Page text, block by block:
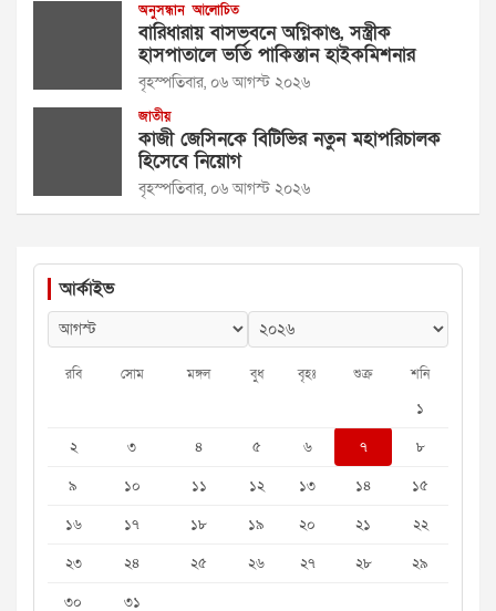
অনুসন্ধান আলোচিত
বারিধারায় বাসভবনে অগ্নিকাণ্ড, সস্ত্রীক
হাসপাতালে ভর্তি পাকিস্তান হাইকমিশনার
বৃহস্পতিবার, ০৬ আগস্ট ২০২৬
জাতীয়
কাজী জেসিনকে বিটিভির নতুন মহাপরিচালক
হিসেবে নিয়োগ
বৃহস্পতিবার, ০৬ আগস্ট ২০২৬
আর্কাইভ
রবি সোম মঙ্গল বুধ বৃহঃ শুক্র শনি
১
২
৩ ৪ ৫ ৬ ৭
৮
৯
১০ ১১ ১২ ১৩ ১৪
১৫
১৬
১৭ ১৮ ১৯ ২০ ২১
২২
২৩
২৪ ২৫ ২৬ ২৭ ২৮
২৯
৩০
৩১